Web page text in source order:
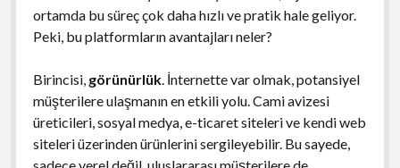
ortamda bu süreç çok daha hızlı ve pratik hale geliyor.
Peki, bu platformların avantajları neler?
Birincisi, görünürlük. İnternette var olmak, potansiyel
müşterilere ulaşmanın en etkili yolu. Cami avizesi
üreticileri, sosyal medya, e-ticaret siteleri ve kendi web
siteleri üzerinden ürünlerini sergileyebilir. Bu sayede,